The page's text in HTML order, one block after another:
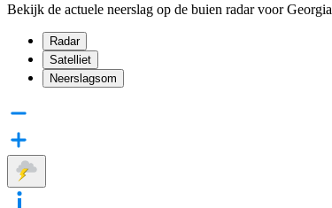
Bekijk de actuele neerslag op de buien radar voor Georgia
Radar
Satelliet
Neerslagsom